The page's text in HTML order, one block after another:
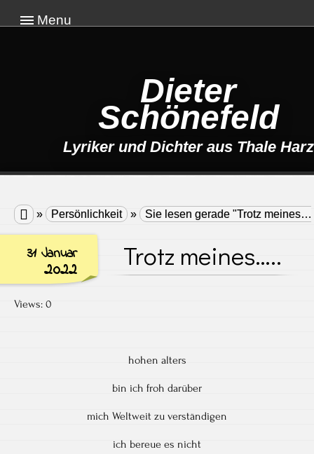
Menu
Dieter
Schönefeld
Lyriker und Dichter aus Thale Harz
 » Persönlichkeit » Sie lesen gerade "Trotz
31 Januar
2022 Trotz meines…..
Views: 0
hohen alters
bin ich froh darüber
mich Weltweit zu verständigen
ich bereue es nicht